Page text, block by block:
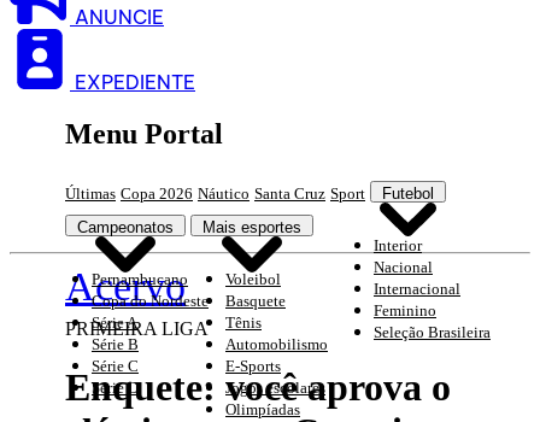
ANUNCIE
EXPEDIENTE
Menu Portal
Últimas Copa 2026 Náutico Santa Cruz Sport Futebol
Interior
Nacional
Internacional
Feminino
Seleção Brasileira
Campeonatos
Pernambucano
Copa do Nordeste
Série A
Série B
Série C
Série D
Mais esportes
Voleibol
Basquete
Tênis
Automobilismo
E-Sports
Jogos escolares
Olimpíadas
Acervo
PRIMEIRA LIGA
Enquete: você aprova o